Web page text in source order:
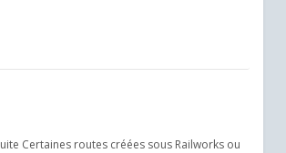
Certaines routes créées sous Railworks ou